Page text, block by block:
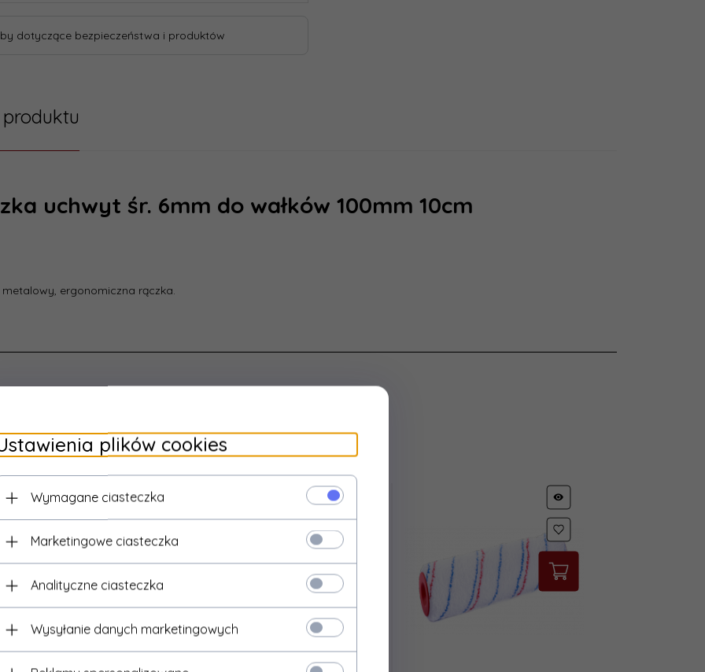
dotyczące bezpieczeństwa i produktów
uchwyt śr. 6mm do wałków 100mm 10cm
ergonomiczna rączka.
plików cookies
Wymagane ciasteczka
Marketingowe ciasteczka
Analityczne ciasteczka
Wysyłanie danych marketingowych